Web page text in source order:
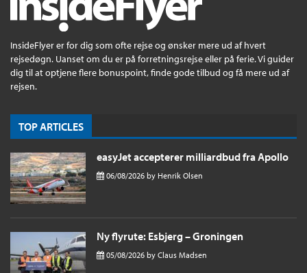
InsideFlyer er for dig som ofte rejse og ønsker mere ud af hvert
rejsedøgn. Uanset om du er på forretningsrejse eller på ferie. Vi guider
dig til at optjene flere bonuspoint, finde gode tilbud og få mere ud af
rejsen.
TOP ARTICLES
easyJet accepterer milliardbud fra Apollo
06/08/2026 by Henrik Olsen
Ny flyrute: Esbjerg – Groningen
05/08/2026 by Claus Madsen